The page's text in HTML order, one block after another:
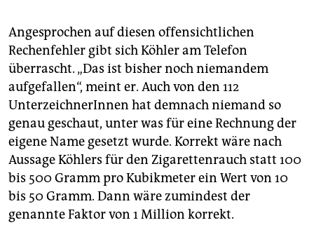
Angesprochen auf diesen offensichtlichen
Rechenfehler gibt sich Köhler am Telefon
überrascht. „Das ist bisher noch niemandem
aufgefallen“, meint er. Auch von den 112
UnterzeichnerInnen hat demnach niemand so
genau geschaut, unter was für eine Rechnung der
eigene Name gesetzt wurde. Korrekt wäre nach
Aussage Köhlers für den Zigarettenrauch statt 100
bis 500 Gramm pro Kubikmeter ein Wert von 10
bis 50 Gramm. Dann wäre zumindest der
genannte Faktor von 1 Million korrekt.